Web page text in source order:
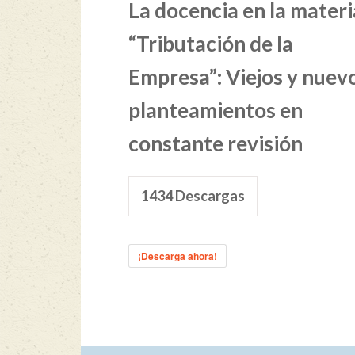
La docencia en la
“Tributación de la
Empresa”: Viejos y
planteamientos en
constante revisión
1434Descargas
¡Descarga ahora!